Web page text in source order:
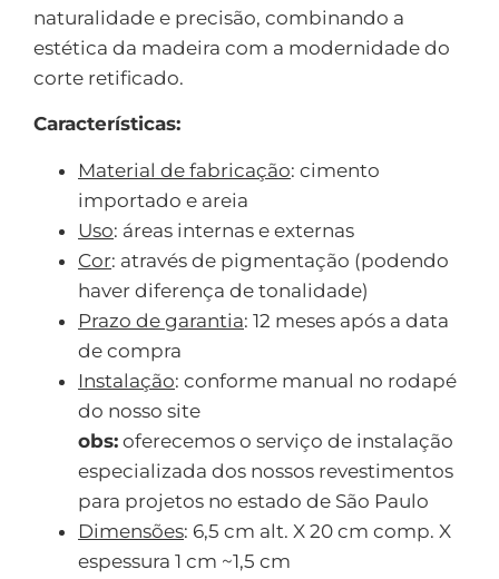
naturalidade e precisão, combinando a
estética da madeira com a modernidade do
corte retificado.
Características:
Material de fabricação: cimento
importado e areia
Uso: áreas internas e externas
Cor: através de pigmentação (podendo
haver diferença de tonalidade)
Prazo de garantia: 12 meses após a data
de compra
Instalação: conforme manual no rodapé
do nosso site
obs: oferecemos o serviço de instalação
especializada dos nossos revestimentos
para projetos no estado de São Paulo
Dimensões: 6,5 cm alt. X 20 cm comp. X
espessura 1 cm ~1,5 cm